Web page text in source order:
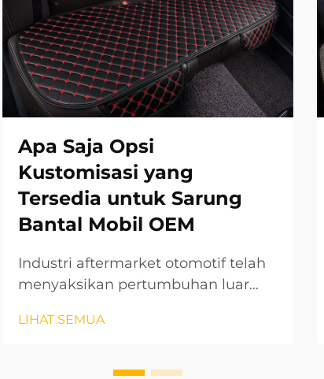
Apa Saja Opsi
Kustomisasi yang
Tersedia untuk Sarung
Bantal Mobil OEM
Industri aftermarket otomotif telah
menyaksikan pertumbuhan luar
terutama di bidang aksesori interior.
salah satu peningkatan yang paling
LIHAT SEMUA